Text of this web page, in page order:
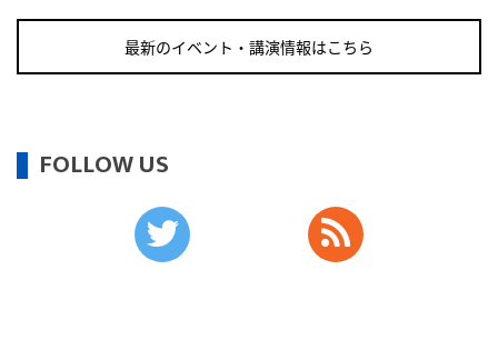
・自殺予防週間
2026/09/12(土)
・健康増進普及月間
・歯ヂカラ探究月間
・職場の健康診断実施強化月間
最新のイベント・講演情報はこちら
FOLLOW US